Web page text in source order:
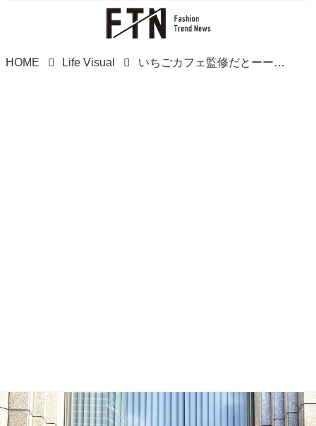
HOME Life Visual いちごカフェ監修だとーーーッ！？【ローソン】おうちカフェが華やぐ♡「新作スイーツ」